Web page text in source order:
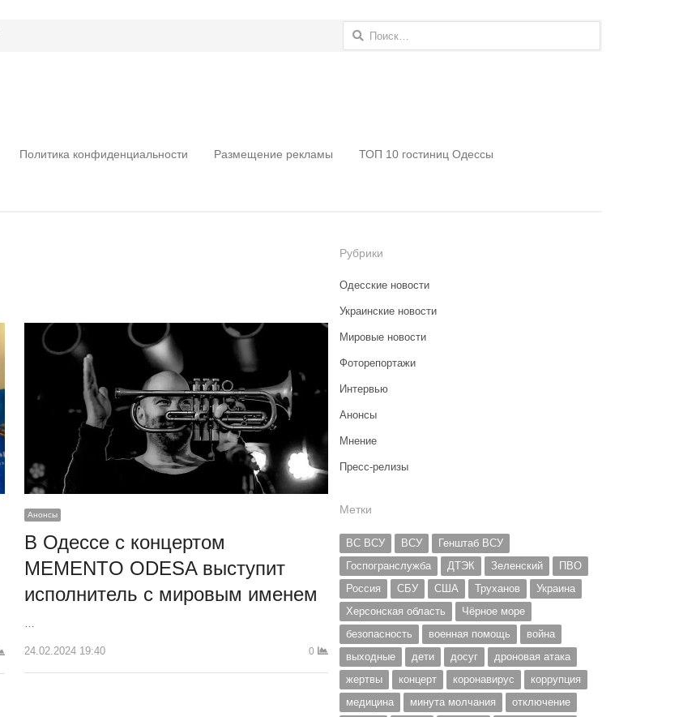
Найти:
Политика конфиденциальности Размещение рекламы ТОП 10 гостиниц Одессы
Анонсы
В Одессе с концертом
MEMENTO ODESA выступит
исполнитель с мировым именем
24.02.2024 19:40 0
Рубрики
Одесские новости
Украинские новости
Мировые новости
Фоторепортажи
Интервью
Анонсы
Мнение
Пресс-релизы
Метки
ВС ВСУ ВСУ
Генштаб ВСУ
Госпогранслужба
ДТЭК Зеленский
ПВО
Россия
СБУ США Труханов
Украина
Херсонская область
Чёрное море
безопасность
военная помощь
война
выходные
дети досуг
дроновая атака
жертвы
концерт коронавирус
коррупция
медицина
минута молчания
отключение